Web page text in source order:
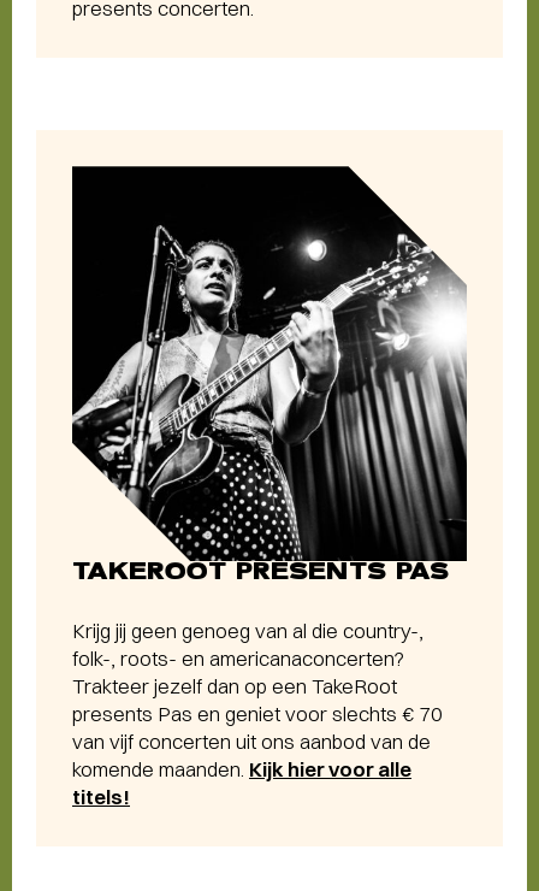
presents concerten.
TAKEROOT PRESENTS PAS
Krijg jij geen genoeg van al die country-,
folk-, roots- en americanaconcerten?
Trakteer jezelf dan op een TakeRoot
presents Pas en geniet voor slechts € 70
van vijf concerten uit ons aanbod van de
komende maanden. Kijk hier voor alle
titels!